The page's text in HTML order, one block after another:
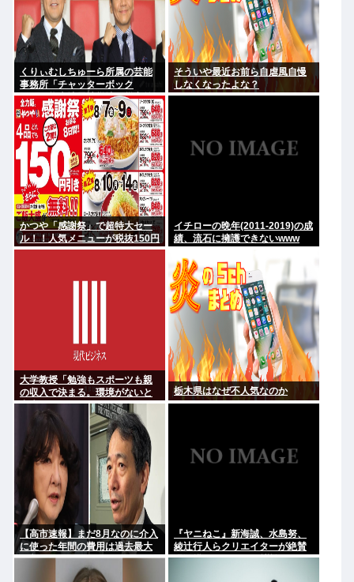
くりぃむしちゅーら所属の芸能
事務所「チャッターボック
ス」、熊本地震被災地に災害義
援金寄付を発表
そういや最近お前ら自虐風自慢
しなくなったよな？
かつや「感謝祭」で超特大セー
ル！！人気メニューが税抜150円
引き！！！
イチローの晩年(2011-2019)の成
績、流石に擁護できないwww
大学教授「勉強もスポーツも親
の収入で決まる。環境がないと
出来るわけがない」
栃木県はなぜ不人気なのか
【高市速報】まだ8月なのに介入
に使った年間の費用は過去最大
と判明
『ヤニねこ』新海誠、水島努、
綾辻行人らクリエイターが絶賛
過激描写はBPOでも議論に